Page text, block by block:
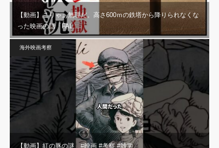
【動画】こりゃぁ無理だ。高さ600ｍの鉄塔から降りられなくな
った映画の話「FAL…
海外映画考察
【動画】紅の豚の謎 #映画 #考察 #雑学